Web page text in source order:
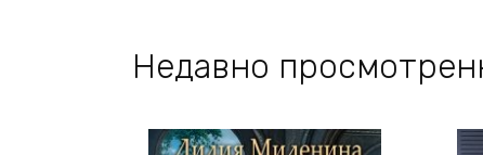
Недавно